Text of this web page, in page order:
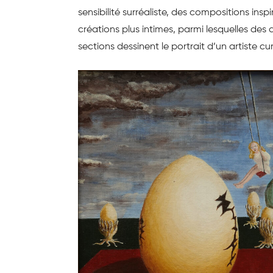
sensibilité surréaliste, des compositions
créations plus intimes, parmi lesquelles
sections dessinent le portrait d’un artiste